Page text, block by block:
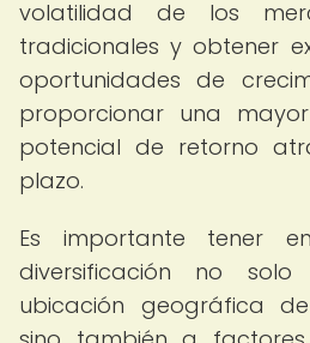
volatilidad de los
tradicionales y obtener
oportunidades de
proporcionar una
potencial de retorno
plazo.
Es importante tener
diversificación no
ubicación geográfica